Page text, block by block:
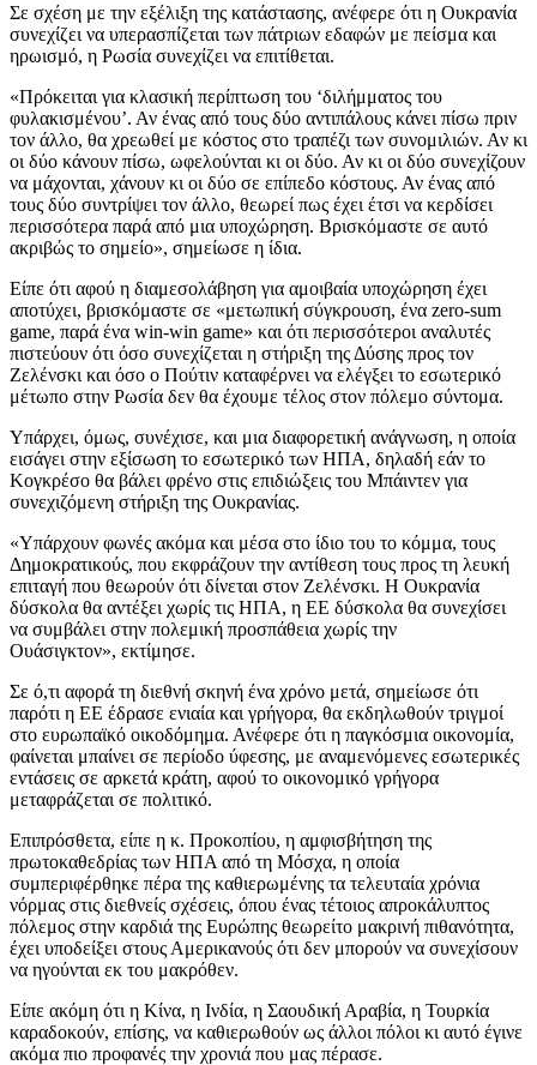
Σε σχέση με την εξέλιξη της κατάστασης, ανέφερε ότι η Ουκρανία
συνεχίζει να υπερασπίζεται των πάτριων εδαφών με πείσμα και
ηρωισμό, η Ρωσία συνεχίζει να επιτίθεται.
«Πρόκειται για κλασική περίπτωση του ‘διλήμματος του
φυλακισμένου’. Αν ένας από τους δύο αντιπάλους κάνει πίσω πριν
τον άλλο, θα χρεωθεί με κόστος στο τραπέζι των συνομιλιών. Αν κι
οι δύο κάνουν πίσω, ωφελούνται κι οι δύο. Αν κι οι δύο συνεχίζουν
να μάχονται, χάνουν κι οι δύο σε επίπεδο κόστους. Αν ένας από
τους δύο συντρίψει τον άλλο, θεωρεί πως έχει έτσι να κερδίσει
περισσότερα παρά από μια υποχώρηση. Βρισκόμαστε σε αυτό
ακριβώς το σημείο», σημείωσε η ίδια.
Είπε ότι αφού η διαμεσολάβηση για αμοιβαία υποχώρηση έχει
αποτύχει, βρισκόμαστε σε «μετωπική σύγκρουση, ένα zero-sum
game, παρά ένα win-win game» και ότι περισσότεροι αναλυτές
πιστεύουν ότι όσο συνεχίζεται η στήριξη της Δύσης προς τον
Ζελένσκι και όσο ο Πούτιν καταφέρνει να ελέγξει το εσωτερικό
μέτωπο στην Ρωσία δεν θα έχουμε τέλος στον πόλεμο σύντομα.
Υπάρχει, όμως, συνέχισε, και μια διαφορετική ανάγνωση, η οποία
εισάγει στην εξίσωση το εσωτερικό των ΗΠΑ, δηλαδή εάν το
Κογκρέσο θα βάλει φρένο στις επιδιώξεις του Μπάιντεν για
συνεχιζόμενη στήριξη της Ουκρανίας.
«Υπάρχουν φωνές ακόμα και μέσα στο ίδιο του το κόμμα, τους
Δημοκρατικούς, που εκφράζουν την αντίθεση τους προς τη λευκή
επιταγή που θεωρούν ότι δίνεται στον Ζελένσκι. Η Ουκρανία
δύσκολα θα αντέξει χωρίς τις ΗΠΑ, η ΕΕ δύσκολα θα συνεχίσει
να συμβάλει στην πολεμική προσπάθεια χωρίς την
Ουάσιγκτον», εκτίμησε.
Σε ό,τι αφορά τη διεθνή σκηνή ένα χρόνο μετά, σημείωσε ότι
παρότι η ΕΕ έδρασε ενιαία και γρήγορα, θα εκδηλωθούν τριγμοί
στο ευρωπαϊκό οικοδόμημα. Ανέφερε ότι η παγκόσμια οικονομία,
φαίνεται μπαίνει σε περίοδο ύφεσης, με αναμενόμενες εσωτερικές
εντάσεις σε αρκετά κράτη, αφού το οικονομικό γρήγορα
μεταφράζεται σε πολιτικό.
Επιπρόσθετα, είπε η κ. Προκοπίου, η αμφισβήτηση της
πρωτοκαθεδρίας των ΗΠΑ από τη Μόσχα, η οποία
συμπεριφέρθηκε πέρα της καθιερωμένης τα τελευταία χρόνια
νόρμας στις διεθνείς σχέσεις, όπου ένας τέτοιος απροκάλυπτος
πόλεμος στην καρδιά της Ευρώπης θεωρείτο μακρινή πιθανότητα,
έχει υποδείξει στους Αμερικανούς ότι δεν μπορούν να συνεχίσουν
να ηγούνται εκ του μακρόθεν.
Είπε ακόμη ότι η Κίνα, η Ινδία, η Σαουδική Αραβία, η Τουρκία
καραδοκούν, επίσης, να καθιερωθούν ως άλλοι πόλοι κι αυτό έγινε
ακόμα πιο προφανές την χρονιά που μας πέρασε.